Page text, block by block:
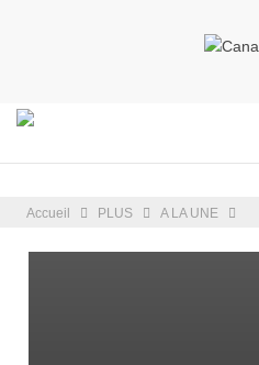
Accueil PLUS A LA UNE